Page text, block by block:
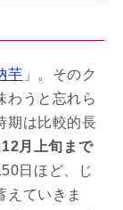
芋 」。そのク
わうと忘れら
期は比較的長
月上旬まで
日ほど、じ
えていきま